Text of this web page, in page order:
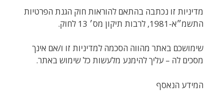
מדיניות זו נכתבה בהתאם להוראות חוק הגנת הפרטיות
התשמ״א-1981, לרבות תיקון מס׳ 13 לחוק.
שימושכם באתר מהווה הסכמה למדיניות זו ו/אם אינך
מסכים לה – עליך להימנע מלעשות כל שימוש באתר.
המידע הנאסף